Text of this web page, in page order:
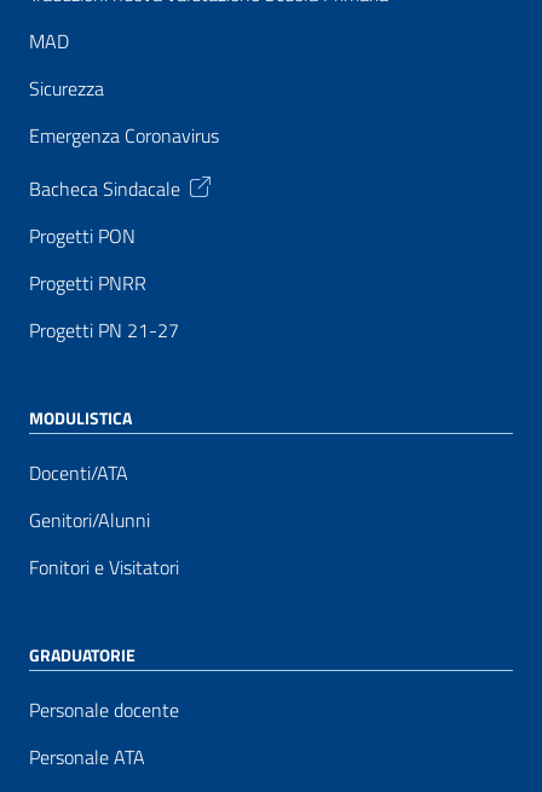
MAD
Sicurezza
Emergenza Coronavirus
Bacheca Sindacale
Progetti PON
Progetti PNRR
Progetti PN 21-27
MODULISTICA
Docenti/ATA
Genitori/Alunni
Fonitori e Visitatori
GRADUATORIE
Personale docente
Personale ATA